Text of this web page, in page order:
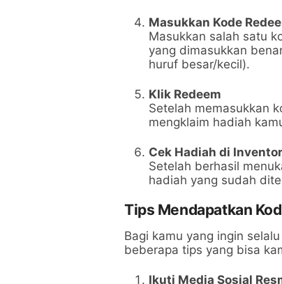
Masukkan Kode
Masukkan salah satu
yang dimasukkan
huruf besar/kecil).
Klik Redeem
Setelah memasukkan
mengklaim hadiah
Cek Hadiah di
Setelah berhasil
hadiah yang sudah
Tips Mendapatkan
Bagi kamu yang ingin
beberapa tips yang bisa
Ikuti Media Sosial